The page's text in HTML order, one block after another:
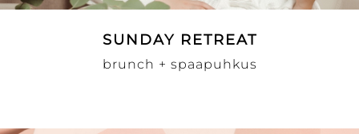
SUNDAY RETREAT
brunch + spaapuhkus